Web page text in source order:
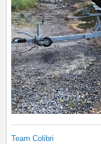
Team Colibri